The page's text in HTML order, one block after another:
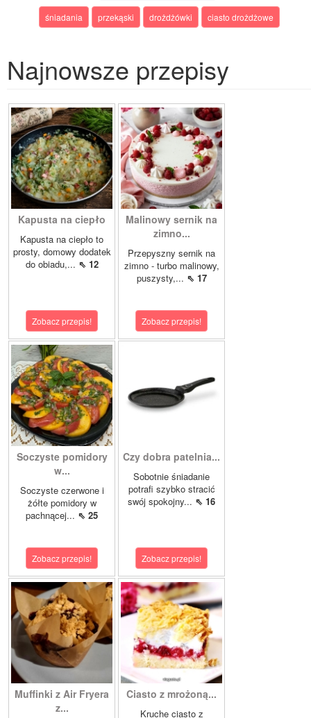
śniadania przekąski drożdżówki ciasto drożdżowe
Najnowsze przepisy
Kapusta na ciepło
Kapusta na ciepło to
prosty, domowy dodatek
do obiadu,... ⇖ 12
Zobacz przepis!
Malinowy sernik na
zimno...
Przepyszny sernik na
zimno - turbo malinowy,
puszysty,... ⇖ 17
Zobacz przepis!
Soczyste pomidory
w...
Soczyste czerwone i
żółte pomidory w
pachnącej... ⇖ 25
Zobacz przepis!
Czy dobra patelnia...
Sobotnie śniadanie
potrafi szybko stracić
swój spokojny... ⇖ 16
Zobacz przepis!
Muffinki z Air Fryera
z...
Ciasto z mrożoną...
Kruche ciasto z